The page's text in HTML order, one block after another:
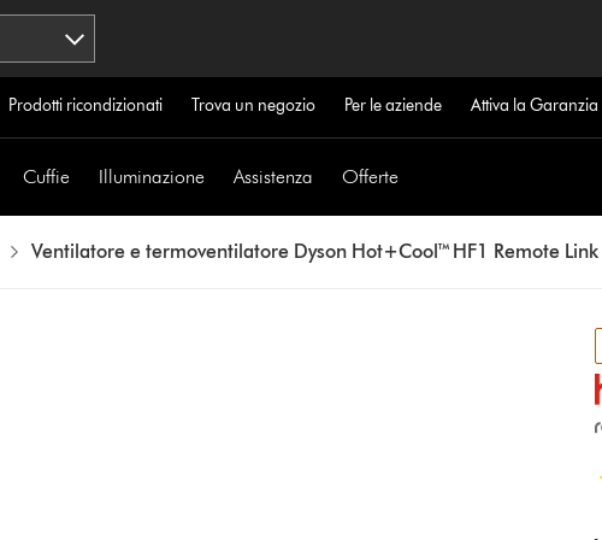
Prodotti ricondizionati Trova un negozio Per le aziende Attiva la
Cuffie Illuminazione Assistenza Offerte
Ventilatore e termoventilatore Dyson Hot+Cool™ HF1 Remote